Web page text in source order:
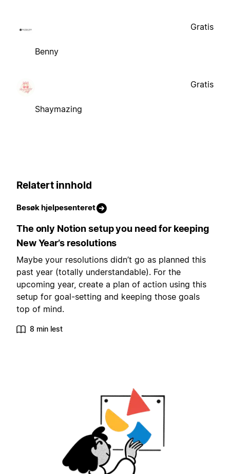
Benny
Gratis
Shaymazing
Gratis
Relatert innhold
Besøk hjelpesenteret
The only Notion setup you need for keeping
New Year’s resolutions
Maybe your resolutions didn’t go as planned this
past year (totally understandable). For the
upcoming year, create a plan of action using this
setup for goal-setting and keeping those goals
top of mind.
8 min lest